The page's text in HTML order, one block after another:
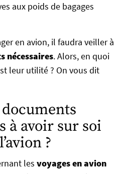
aux poids de bagages
en avion, il faudra veiller à
nécessaires. Alors, en quoi
leur utilité ? On vous dit
à avoir sur soi
?
les voyages en avion